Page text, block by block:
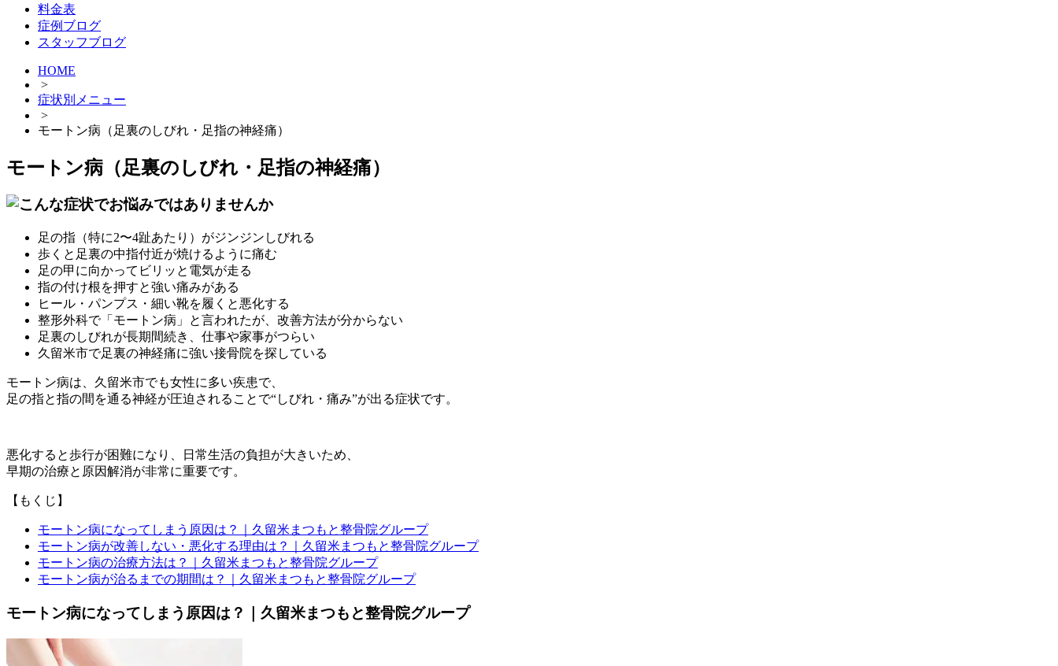
料金表
症例ブログ
スタッフブログ
HOME
>
症状別メニュー
>
モートン病（足裏のしびれ・足指の神経痛）
モートン病（足裏のしびれ・足指の神経痛）
足の指（特に2〜4趾あたり）がジンジンしびれる
歩くと足裏の中指付近が焼けるように痛む
足の甲に向かってビリッと電気が走る
指の付け根を押すと強い痛みがある
ヒール・パンプス・細い靴を履くと悪化する
整形外科で「モートン病」と言われたが、改善方法が分からない
足裏のしびれが長期間続き、仕事や家事がつらい
久留米市で足裏の神経痛に強い接骨院を探している
モートン病は、久留米市でも女性に多い疾患で、
足の指と指の間を通る神経が圧迫されることで“しびれ・痛み”が出る症状です。
悪化すると歩行が困難になり、日常生活の負担が大きいため、
早期の治療と原因解消が非常に重要です。
【もくじ】
モートン病になってしまう原因は？｜久留米まつもと整骨院グループ
モートン病が改善しない・悪化する理由は？｜久留米まつもと整骨院グループ
モートン病の治療方法は？｜久留米まつもと整骨院グループ
モートン病が治るまでの期間は？｜久留米まつもと整骨院グループ
モートン病になってしまう原因は？｜久留米まつもと整骨院グループ